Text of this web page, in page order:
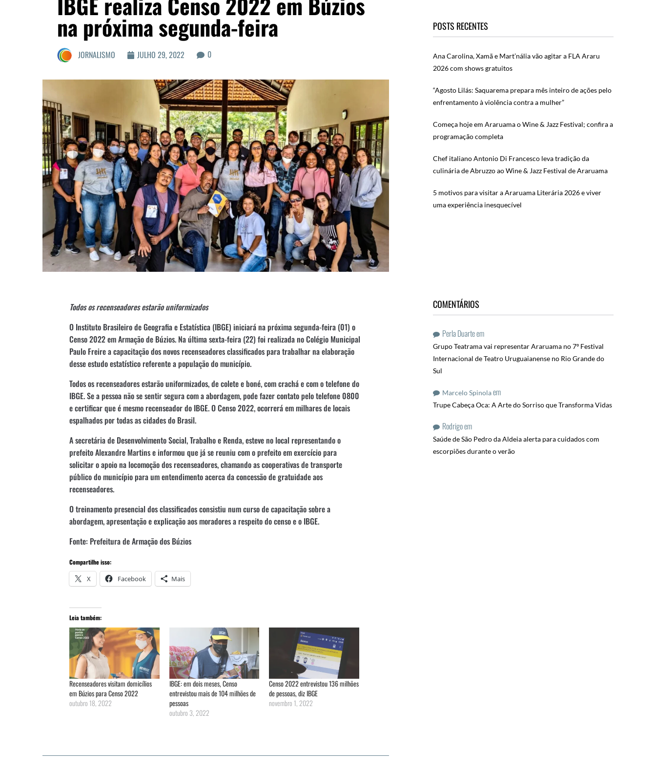
na próxima segunda-feira
JORNALISMO JULHO 29, 2022 0
Todos os recenseadores estarão uniformizados
O Instituto Brasileiro de Geografia e Estatística (IBGE) iniciará na próxima segunda-feira (01) o
Censo 2022 em Armação de Búzios. Na última sexta-feira (22) foi realizada no Colégio Municipal
Paulo Freire a capacitação dos novos recenseadores classificados para trabalhar na elaboração
desse estudo estatístico referente a população do município.
Todos os recenseadores estarão uniformizados, de colete e boné, com crachá e com o telefone do
IBGE. Se a pessoa não se sentir segura com a abordagem, pode fazer contato pelo telefone 0800
e certificar que é mesmo recenseador do IBGE. O Censo 2022, ocorrerá em milhares de locais
espalhados por todas as cidades do Brasil.
A secretária de Desenvolvimento Social, Trabalho e Renda, esteve no local representando o
prefeito Alexandre Martins e informou que já se reuniu com o prefeito em exercício para
solicitar o apoio na locomoção dos recenseadores, chamando as cooperativas de transporte
público do município para um entendimento acerca da concessão de gratuidade aos
recenseadores.
O treinamento presencial dos classificados consistiu num curso de capacitação sobre a
abordagem, apresentação e explicação aos moradores a respeito do censo e o IBGE.
Fonte: Prefeitura de Armação dos Búzios
Compartilhe isso:
X Facebook Mais
Leia também:
Recenseadores visitam domicílios
em Búzios para Censo 2022
outubro 18, 2022
IBGE: em dois meses, Censo
entrevistou mais de 104 milhões de
pessoas
outubro 3, 2022
Censo 2022 entrevistou 136 milhões
de pessoas, diz IBGE
novembro 1, 2022
POSTS RECENTES
Ana Carolina, Xamã e Mart’nália vão agitar a FLA Araru
2026 com shows gratuitos
“Agosto Lilás: Saquarema prepara mês inteiro de ações pelo
enfrentamento à violência contra a mulher”
Começa hoje em Araruama o Wine & Jazz Festival; confira a
programação completa
Chef italiano Antonio Di Francesco leva tradição da
culinária de Abruzzo ao Wine & Jazz Festival de Araruama
5 motivos para visitar a Araruama Literária 2026 e viver
uma experiência inesquecível
COMENTÁRIOS
Perla Duarteem
Grupo Teatrama vai representar Araruama no 7º Festival
Internacional de Teatro Uruguaianense no Rio Grande do
Sul
Marcelo Spinolaem
Trupe Cabeça Oca: A Arte do Sorriso que Transforma Vidas
Rodrigoem
Saúde de São Pedro da Aldeia alerta para cuidados com
escorpiões durante o verão